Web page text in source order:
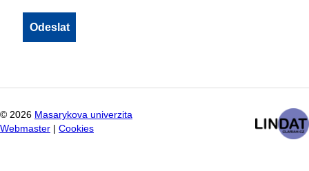
© 2026 Masarykova univerzita
Webmaster
Cookies